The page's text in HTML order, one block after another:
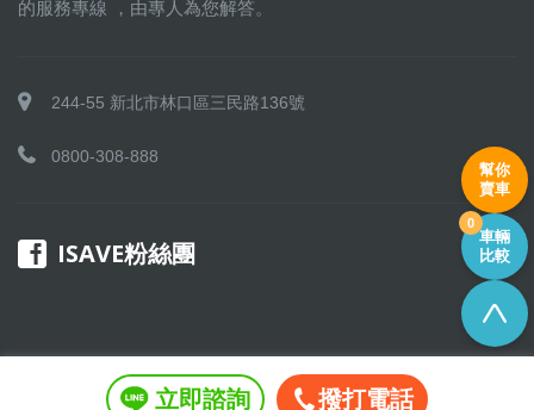
立即諮詢 撥打電話
的服務專線 ，由專人為您解答。
244-55 新北市林口區三民路136號
0800-308-888
ISAVE粉絲團
幫你
賣車
車輛
比較
0